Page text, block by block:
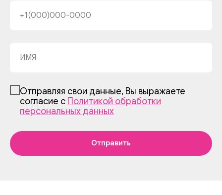
Отправляя свои данные, Вы выражаете
согласие с Политикой обработки
персональных данных
Отправить